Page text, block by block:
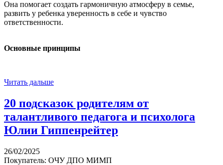
Она помогает создать гармоничную атмосферу в семье,
развить у ребенка уверенность в себе и чувство
ответственности.
Основные принципы
Читать дальше
20 подсказок родителям от
талантливого педагога и психолога
Юлии Гиппенрейтер
26/02/2025
Покупатель: ОЧУ ДПО МИМП